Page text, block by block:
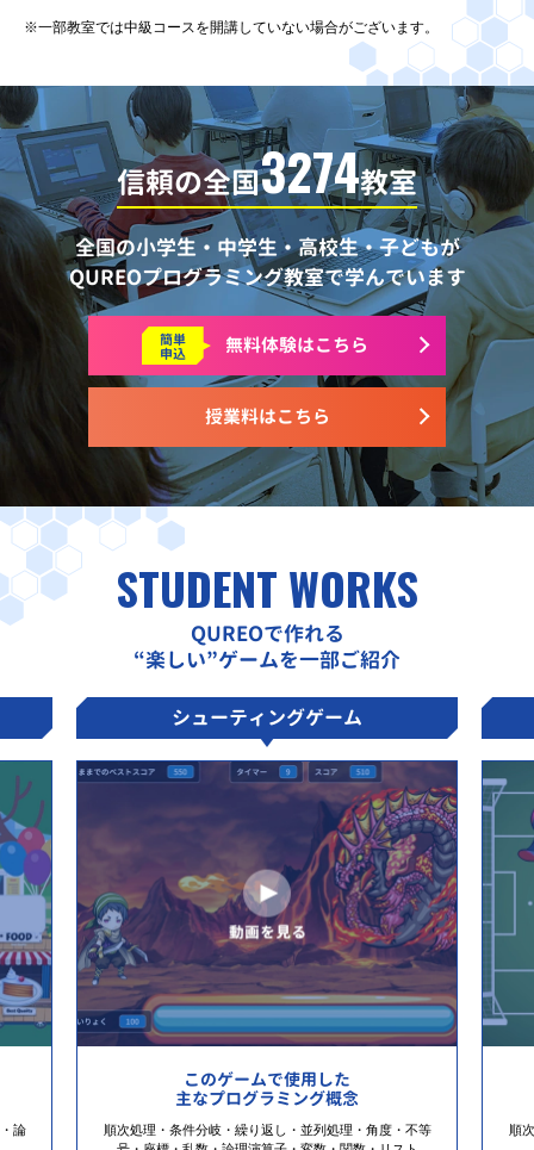
※一部教室では中級コースを開講していない場合がございます。
信頼の全国3274教室
全国の小学生・中学生・高校生・子どもが
QUREOプログラミング教室で学んでいます
授業料はこちら
簡単
申込 無料体験はこちら
STUDENT WORKS
QUREOで作れる
“楽しい”ゲームを一部ご紹介
論
シューティングゲーム
このゲームで使用した
主なプログラミング概念
順次処理・条件分岐・繰り返し・並列処理・角度・不等
順